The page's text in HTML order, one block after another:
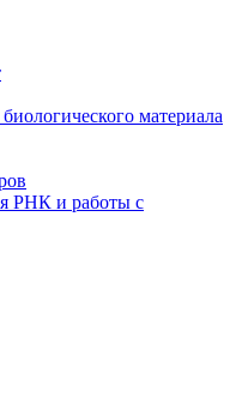
материала
РНК и работы с